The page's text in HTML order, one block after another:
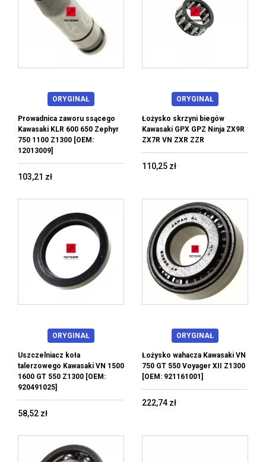
ORYGINAŁ
Prowadnica zaworu ssącego
Kawasaki KLR 600 650 Zephyr
750 1100 Z1300 [OEM:
12013009]
103,21 zł
ORYGINAŁ
Łożysko skrzyni biegów
Kawasaki GPX GPZ Ninja ZX9R
ZX7R VN ZXR ZZR
110,25 zł
ORYGINAŁ
Uszczelniacz koła
talerzowego Kawasaki VN 1500
1600 GT 550 Z1300 [OEM:
920491025]
58,52 zł
ORYGINAŁ
Łożysko wahacza Kawasaki VN
750 GT 550 Voyager XII Z1300
[OEM: 921161001]
222,74 zł